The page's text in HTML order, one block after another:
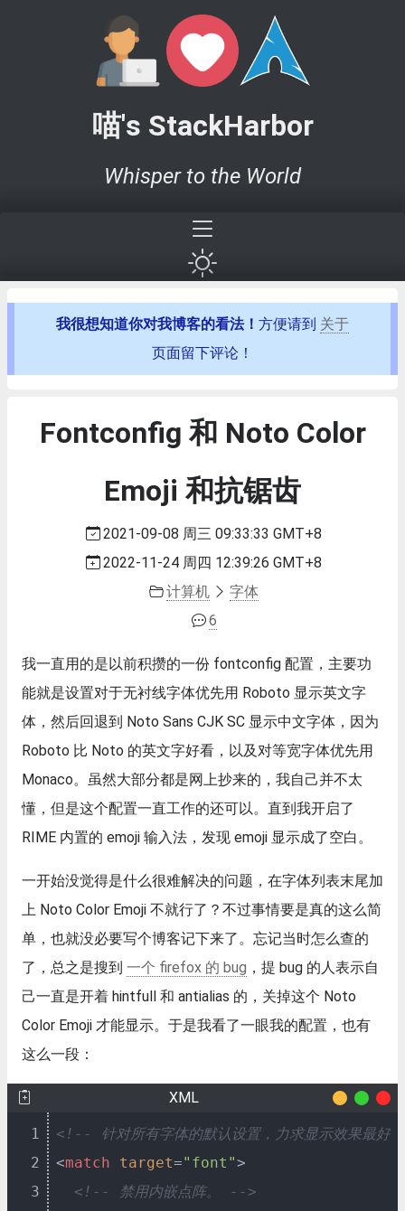
喵's StackHarbor
Whisper to the World
我很想知道你对我博客的看法！ 方便请到 关于
页面留下评论！
Fontconfig 和 Noto Color
Emoji 和抗锯齿
2021-09-08 周三 09:33:33 GMT+8
2022-11-24 周四 12:39:26 GMT+8
计算机
字体
6
我一直用的是以前积攒的一份 fontconfig 配置，主要功
能就是设置对于无衬线字体优先用 Roboto 显示英文字
体，然后回退到 Noto Sans CJK SC 显示中文字体，因为
Roboto 比 Noto 的英文字好看，以及对等宽字体优先用
Monaco。虽然大部分都是网上抄来的，我自己并不太
懂，但是这个配置一直工作的还可以。直到我开启了
RIME 内置的 emoji 输入法，发现 emoji 显示成了空白。
一开始没觉得是什么很难解决的问题，在字体列表末尾加
上 Noto Color Emoji 不就行了？不过事情要是真的这么简
单，也就没必要写个博客记下来了。忘记当时怎么查的
了，总之是搜到 一个 firefox 的 bug ，提 bug 的人表示自
己一直是开着 hintfull 和 antialias 的，关掉这个 Noto
Color Emoji 才能显示。于是我看了一眼我的配置，也有
这么一段：
XML
1
2
3
<!-- 针对所有字体的默认设置，力求显示效果最好
<match target="font">
<!-- 禁用内嵌点阵。 -->